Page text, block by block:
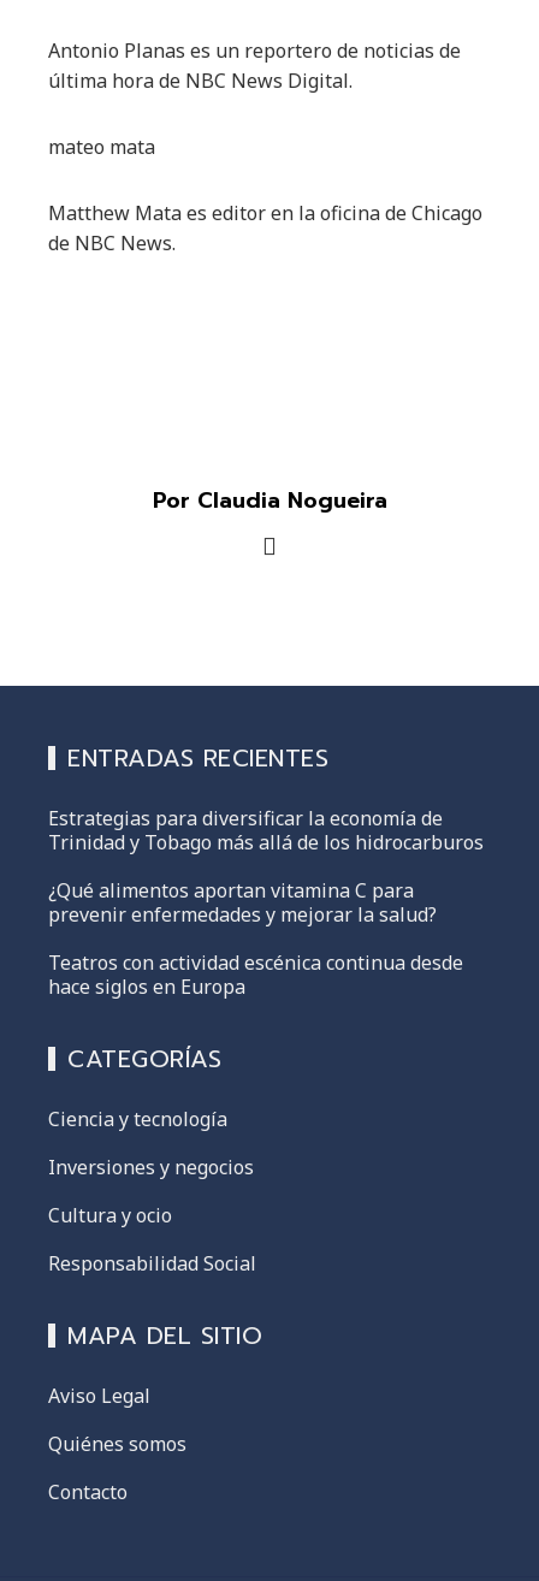
Antonio Planas es un reportero de noticias de
última hora de NBC News Digital.
mateo mata
Matthew Mata es editor en la oficina de Chicago
de NBC News.
Por Claudia Nogueira
ENTRADAS RECIENTES
Estrategias para diversificar la economía de
Trinidad y Tobago más allá de los hidrocarburos
¿Qué alimentos aportan vitamina C para
prevenir enfermedades y mejorar la salud?
Teatros con actividad escénica continua desde
hace siglos en Europa
CATEGORÍAS
Ciencia y tecnología
Inversiones y negocios
Cultura y ocio
Responsabilidad Social
MAPA DEL SITIO
Aviso Legal
Quiénes somos
Contacto